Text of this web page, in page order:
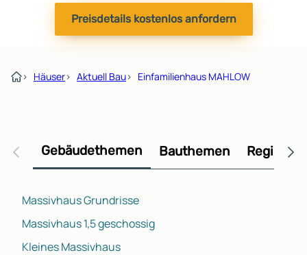
Preisdetails kostenlos anfordern
› Häuser› Aktuell Bau› Einfamilienhaus MAHLOW
Gebäudethemen Bauthemen
Massivhaus Grundrisse
Massivhaus 1,5 geschossig
Kleines Massivhaus